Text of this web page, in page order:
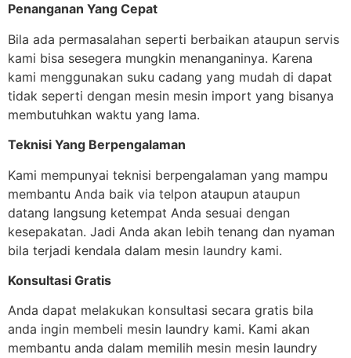
Penanganan Yang Cepat
Bila ada permasalahan seperti berbaikan ataupun servis
kami bisa sesegera mungkin menanganinya. Karena
kami menggunakan suku cadang yang mudah di dapat
tidak seperti dengan mesin mesin import yang bisanya
membutuhkan waktu yang lama.
Teknisi Yang Berpengalaman
Kami mempunyai teknisi berpengalaman yang mampu
membantu Anda baik via telpon ataupun ataupun
datang langsung ketempat Anda sesuai dengan
kesepakatan. Jadi Anda akan lebih tenang dan nyaman
bila terjadi kendala dalam mesin laundry kami.
Konsultasi Gratis
Anda dapat melakukan konsultasi secara gratis bila
anda ingin membeli mesin laundry kami. Kami akan
membantu anda dalam memilih mesin mesin laundry